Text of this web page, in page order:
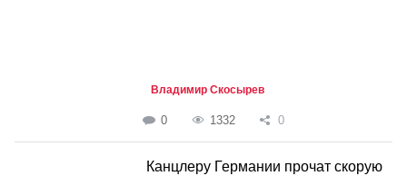
Владимир Скосырев
0 1332 0
Канцлеру Германии прочат скорую